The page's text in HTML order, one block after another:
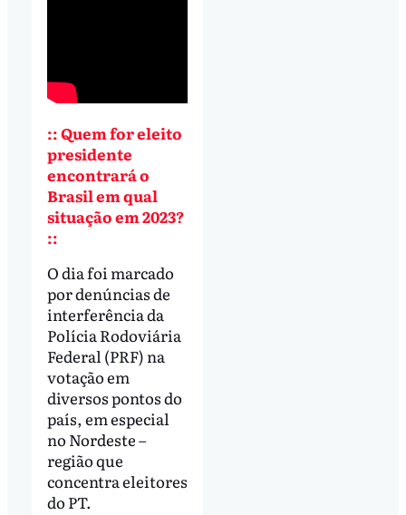
:: Quem for eleito
presidente
encontrará o
Brasil em qual
situação em 2023?
::
O dia foi marcado
por denúncias de
interferência da
Polícia Rodoviária
Federal (PRF) na
votação em
diversos pontos do
país, em especial
no Nordeste –
região que
concentra eleitores
do PT.